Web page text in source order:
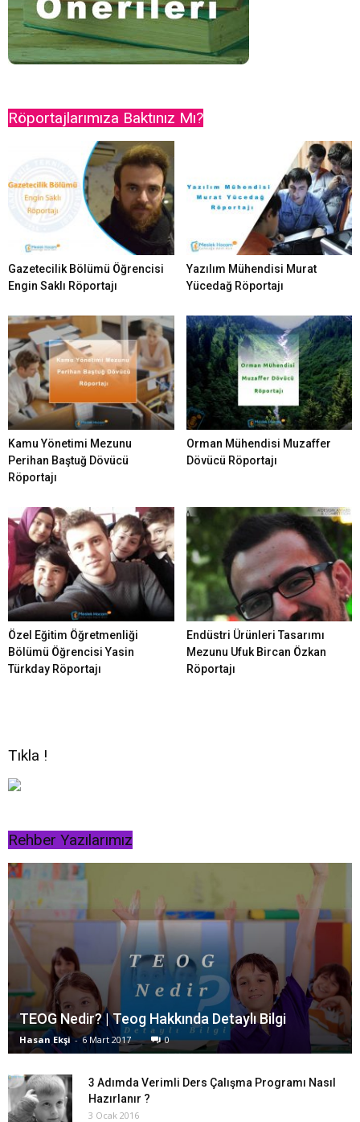
Röportajlarımıza Baktınız Mı?
Gazetecilik Bölümü Öğrencisi
Engin Saklı Röportajı
Yazılım Mühendisi Murat
Yücedağ Röportajı
Kamu Yönetimi Mezunu
Perihan Baştuğ Dövücü
Röportajı
Orman Mühendisi Muzaffer
Dövücü Röportajı
Özel Eğitim Öğretmenliği
Bölümü Öğrencisi Yasin
Türkday Röportajı
Endüstri Ürünleri Tasarımı
Mezunu Ufuk Bircan Özkan
Röportajı
Tıkla !
Rehber Yazılarımız
TEOG Nedir? | Teog Hakkında Detaylı Bilgi
Hasan Ekşi - 6 Mart 2017 0
3 Adımda Verimli Ders Çalışma Programı Nasıl
Hazırlanır ?
3 Ocak 2016